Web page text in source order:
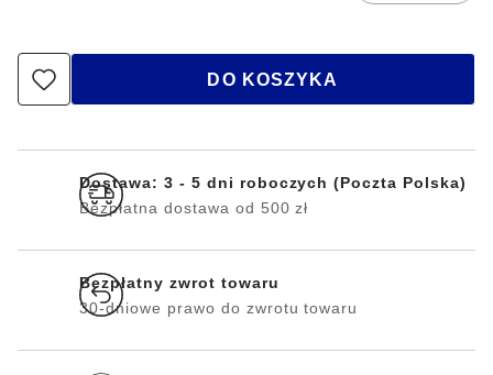
DO KOSZYKA
Dostawa: 3 - 5 dni roboczych (Poczta Polska)
Bezpłatna dostawa od 500 zł
Bezpłatny zwrot towaru
30-dniowe prawo do zwrotu towaru